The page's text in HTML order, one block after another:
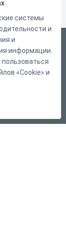
системы
и
и
информации.
«Cookie» и